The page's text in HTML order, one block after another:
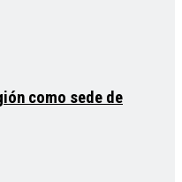
como sede de